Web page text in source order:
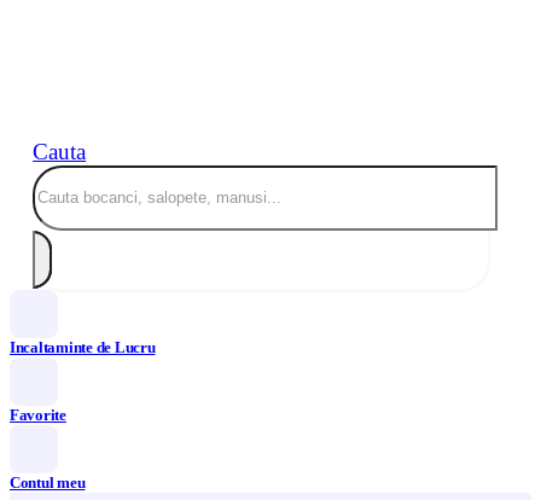
Cauta
Incaltaminte de Lucru
Favorite
Contul meu